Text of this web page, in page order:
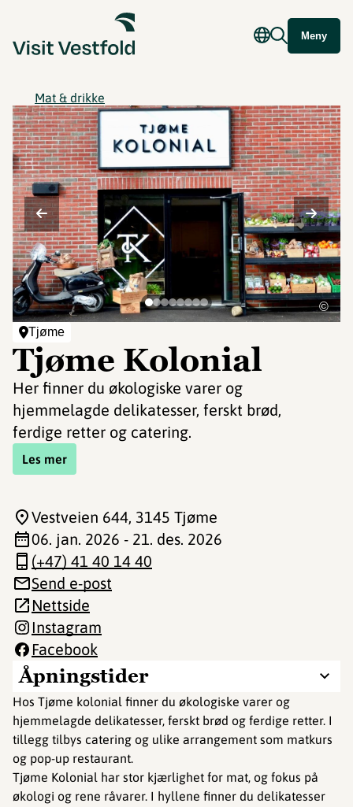
Meny
Mat & drikke
Tjøme
Tjøme Kolonial
Her finner du økologiske varer og
hjemmelagde delikatesser, ferskt brød,
ferdige retter og catering.
Les mer
©
Åpningstider
Hos Tjøme kolonial finner du økologiske varer og
hjemmelagde delikatesser, ferskt brød og ferdige retter. I
tillegg tilbys catering og ulike arrangement som matkurs
og pop-up restaurant.
Tjøme Kolonial har stor kjærlighet for mat, og fokus på
økologi og rene råvarer. I hyllene finner du delikatesser
Vestveien 644, 3145 Tjøme
06. jan. 2026 - 21. des. 2026
(+47) 41 40 14 40
Send e-post
Nettside
Instagram
Facebook